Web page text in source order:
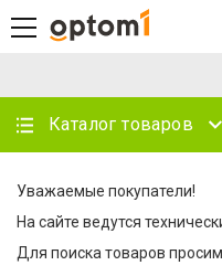
Каталог товаров
Уважаемые покупатели!
На сайте ведутся
Для поиска товаров